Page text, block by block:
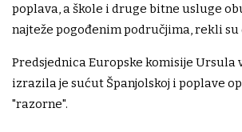
poplava, a škole i druge bitne usluge
najteže pogođenim područjima, rekli su
Predsjednica Europske komisije Ursula
izrazila je sućut Španjolskoj i poplave
"razorne".